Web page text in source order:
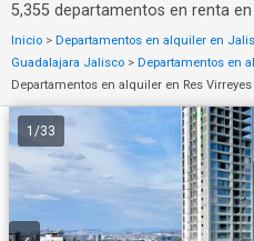
5,355 departamentos en renta en
Inicio > Departamentos en alquiler en
Guadalajara Jalisco > Departamentos en
Departamentos en alquiler en Res Virreyes
1 /33